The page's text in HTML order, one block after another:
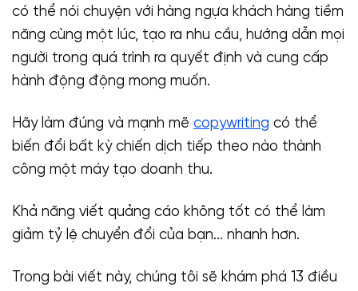
có thể nói chuyện với hàng ngựa khách hàng tiềm
năng cùng một lúc, tạo ra nhu cầu, hướng dẫn mọi
người trong quá trình ra quyết định và cung cấp
hành động động mong muốn.
Hãy làm đúng và mạnh mẽ copywriting có thể
biến đổi bất kỳ chiến dịch tiếp theo nào thành
công một máy tạo doanh thu.
Khả năng viết quảng cáo không tốt có thể làm
giảm tỷ lệ chuyển đổi của bạn… nhanh hơn.
Trong bài viết này, chúng tôi sẽ khám phá 13 điều